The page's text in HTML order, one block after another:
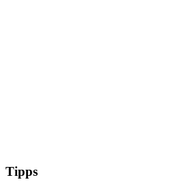
Tipps